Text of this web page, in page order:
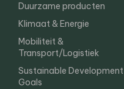
Duurzame producten
Klimaat & Energie
Mobiliteit &
Transport/Logistiek
Sustainable Development
Goals